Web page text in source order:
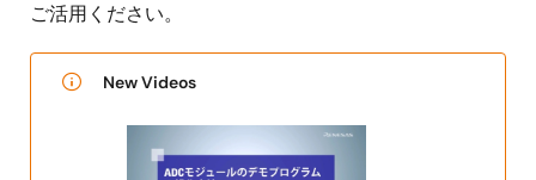
ご活用ください。
New Videos